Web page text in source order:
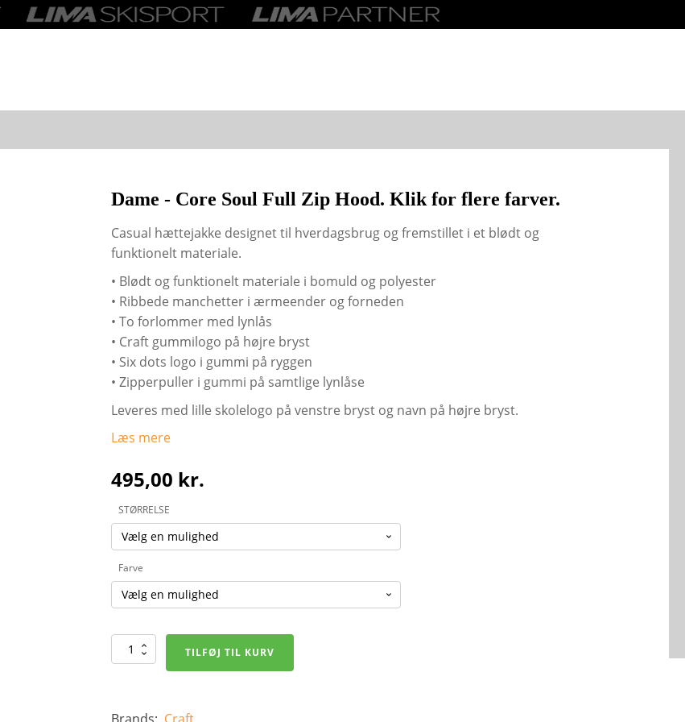
Dame - Core Soul Full Zip Hood. Klik for flere farver.
Casual hættejakke designet til hverdagsbrug og fremstillet i et blødt og
funktionelt materiale.
• Blødt og funktionelt materiale i bomuld og polyester
• Ribbede manchetter i ærmeender og forneden
• To forlommer med lynlås
• Craft gummilogo på højre bryst
• Six dots logo i gummi på ryggen
• Zipperpuller i gummi på samtlige lynlåse
Leveres med lille skolelogo på venstre bryst og navn på højre bryst.
Læs mere
495,00 kr.
STØRRELSE
Farve
Dame
-
Zip
TILFØJ TIL KURV